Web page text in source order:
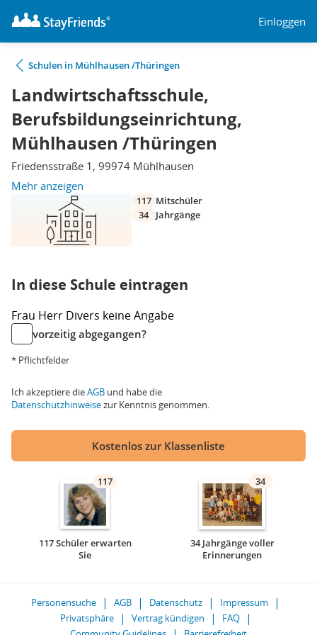
Einloggen
Schulen in Mühlhausen /Thüringen
Landwirtschaftsschule,
Berufsbildungseinrichtung,
Mühlhausen /Thüringen
Friedensstraße 1, 99974 Mühlhausen
Mehr anzeigen
117 Mitschüler
34
Jahrgänge
In diese Schule eintragen
Frau Herr Divers keine Angabe
vorzeitig abgegangen?
* Pflichtfelder
Ich akzeptiere dieAGB und habe die
Datenschutzhinweisezur Kenntnis genommen.
Kostenlos zur Klassenliste
117
117 Schüler erwarten
Sie
34
34 Jahrgänge voller
Erinnerungen
Personensuche AGB Datenschutz
Impressum
Privatsphäre
Vertrag kündigen
FAQ